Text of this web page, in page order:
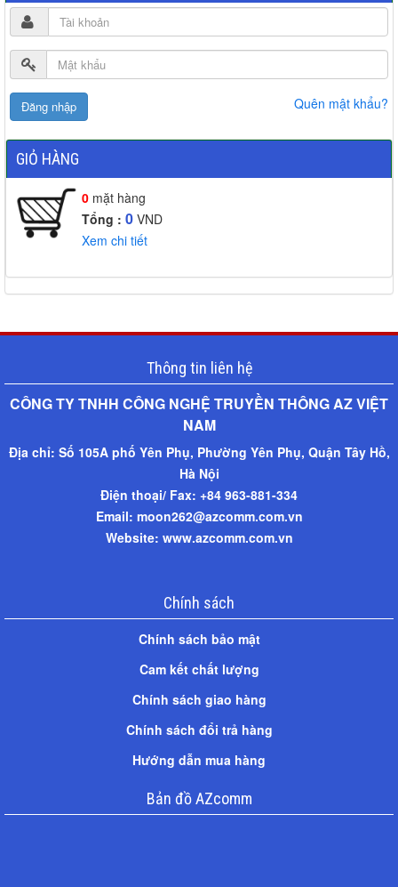
Quên mật khẩu?
GIỎ HÀNG
0 mặt hàng
Tổng : 0 VND
Xem chi tiết
Thông tin liên hệ
CÔNG TY TNHH CÔNG NGHỆ TRUYỀN THÔNG AZ VIỆT
NAM​
Địa chỉ: Số 105A phố Yên Phụ, Phường Yên Phụ, Quận Tây Hồ,
Hà Nội
Điện thoại/ Fax: +84 963-881-334
Email: moon262@azcomm.com.vn
Website: www.azcomm.com.vn
Chính sách
Chính sách bảo mật
Cam kết chất lượng
Chính sách giao hàng
Chính sách đổi trả hàng
Hướng dẫn mua hàng
Bản đồ AZcomm